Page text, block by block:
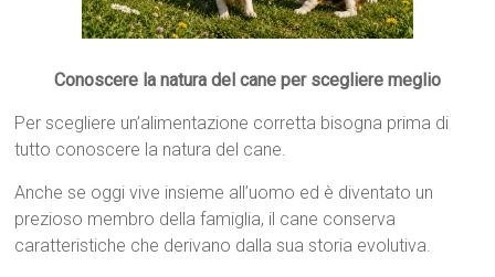
Conoscere la natura del cane per scegliere meglio
Per scegliere un’alimentazione corretta bisogna prima di
tutto conoscere la natura del cane.
Anche se oggi vive insieme all’uomo ed è diventato un
prezioso membro della famiglia, il cane conserva
caratteristiche che derivano dalla sua storia evolutiva.